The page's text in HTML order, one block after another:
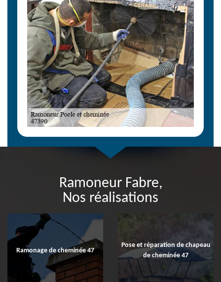
Ramoneur Fabre,
Nos réalisations
Ramonage de cheminée 47
Pose et réparation de chapeau
de cheminée 47